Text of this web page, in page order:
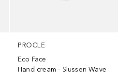
PROCLE
Eco Face
Hand cream - Slussen Wave